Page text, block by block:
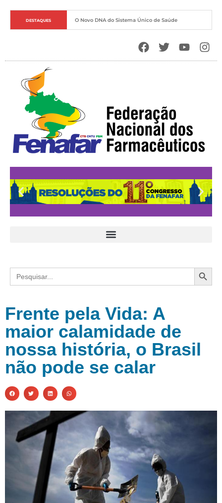
DESTAQUES O Novo DNA do Sistema Único de Saúde
Search
for:
Frente pela Vida: A
maior calamidade de
nossa história, o Brasil
não pode se calar